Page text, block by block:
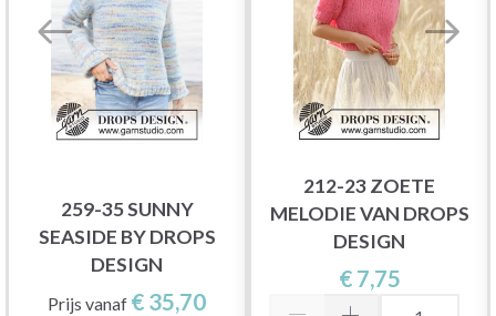
259-35 SUNNY
SEASIDE BY DROPS
DESIGN
Prijs vanaf € 35,70
212-23 ZOETE
MELODIE VAN DROPS
DESIGN
€ 7,75